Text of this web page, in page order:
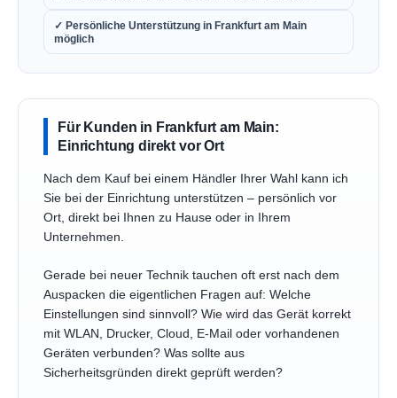
✓ Persönliche Unterstützung in Frankfurt am Main
möglich
Für Kunden in Frankfurt am Main:
Einrichtung direkt vor Ort
Nach dem Kauf bei einem Händler Ihrer Wahl kann ich
Sie bei der Einrichtung unterstützen – persönlich vor
Ort, direkt bei Ihnen zu Hause oder in Ihrem
Unternehmen.
Gerade bei neuer Technik tauchen oft erst nach dem
Auspacken die eigentlichen Fragen auf: Welche
Einstellungen sind sinnvoll? Wie wird das Gerät korrekt
mit WLAN, Drucker, Cloud, E-Mail oder vorhandenen
Geräten verbunden? Was sollte aus
Sicherheitsgründen direkt geprüft werden?